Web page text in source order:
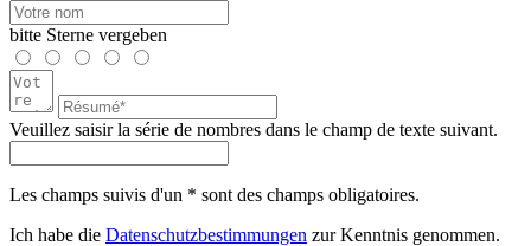
bitte Sterne vergeben
Veuillez saisir la série de nombres dans le champ de texte suivant.
Les champs suivis d'un * sont des champs obligatoires.
Ich habe die Datenschutzbestimmungen zur Kenntnis genommen.